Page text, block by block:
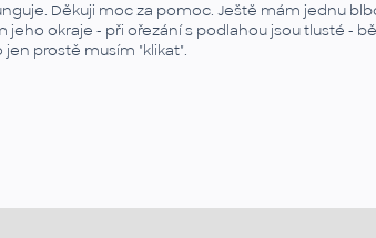
Děkuji moc za pomoc. Ještě mám jednu
jeho okraje - při ořezání s podlahou jsou tlusté -
prostě musím "klikat".